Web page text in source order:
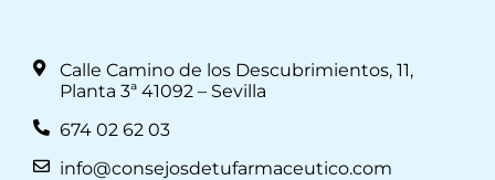
Calle Camino de los Descubrimientos, 11,
Planta 3ª 41092 – Sevilla
674 02 62 03
info@consejosdetufarmaceutico.com